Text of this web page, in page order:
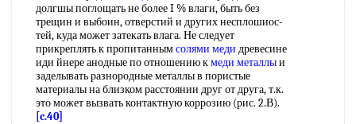
долгшы поглощать не более I % влаги, быть без
трещин и выбоин, отверстий и других несплошиос-
тей, куда может затекать влага. Не следует
прикреплять к пропитаннымсолями меди древесине
иди йнере анодные по отношению кмеди металлыи
заделывать разнородные металлы в пористые
материалы на близком расстоянии друг от друга, т.к.
это может вызвать контактную коррозию (рис. 2.В).
[c.40]